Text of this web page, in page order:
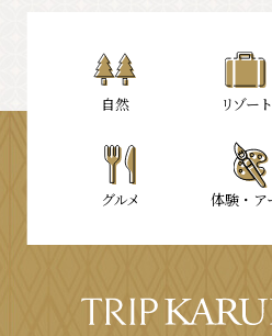
⾃然 リゾート
グルメ 体験・ ア